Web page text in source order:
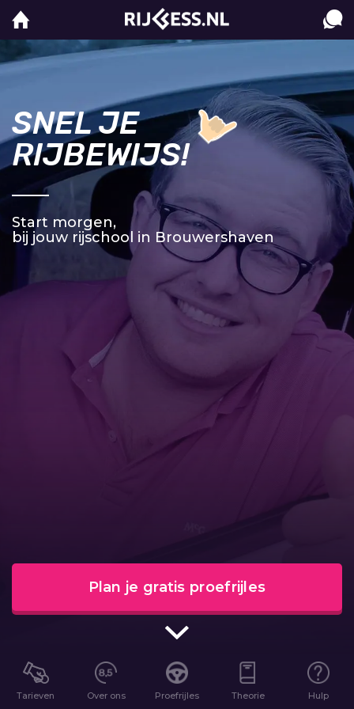
SNEL JE
RIJBEWIJS!
Start morgen,
bij jouw rijschool in Brouwershaven
Plan je gratis proefrijles
Tarieven Over ons Proefrijles Theorie Hulp